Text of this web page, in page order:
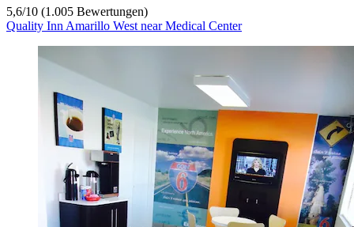
5,6/10 (1.005 Bewertungen)
Quality Inn Amarillo West near Medical Center